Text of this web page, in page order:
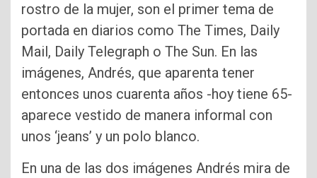
rostro de la mujer, son el primer tema de
portada en diarios como The Times, Daily
Mail, Daily Telegraph o The Sun. En las
imágenes, Andrés, que aparenta tener
entonces unos cuarenta años -hoy tiene 65-
aparece vestido de manera informal con
unos ‘jeans’ y un polo blanco.
En una de las dos imágenes Andrés mira de